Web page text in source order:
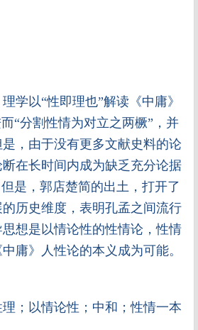
学以“性即理也”解读《中庸》
“分割性情为对立之两橛”，并
，由于没有更多文献史料的论
在长时间内成为缺乏充分论据
是，郭店楚简的出土，打开了
历史维度，表明孔孟之间流行
想是以情论性的性情论，性情
庸》人性论的本义成为可能。
；以情论性；中和；性情一本